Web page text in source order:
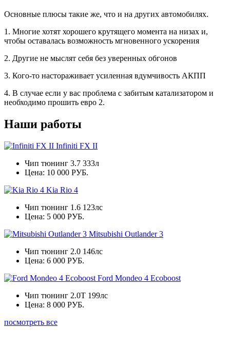
Основные плюсы такие же, что и на других автомобилях.
1. Многие хотят хорошего крутящего момента на низах и,
чтобы оставалась возможность мгновенного ускорения
2. Другие не мыслят себя без уверенных обгонов
3. Кого-то настораживает усиленная вдумчивость АКПП
4. В случае если у вас проблема с забитым катализатором и
необходимо прошить евро 2.
Наши работы
Infiniti FX II
Чип тюнинг 3.7 333л
Цена: 10 000 РУБ.
Kia Rio 4
Чип тюнинг 1.6 123лс
Цена: 5 000 РУБ.
Mitsubishi Outlander 3
Чип тюнинг 2.0 146лс
Цена: 6 000 РУБ.
Ford Mondeo 4 Ecoboost
Чип тюнинг 2.0Т 199лс
Цена: 8 000 РУБ.
посмотреть все